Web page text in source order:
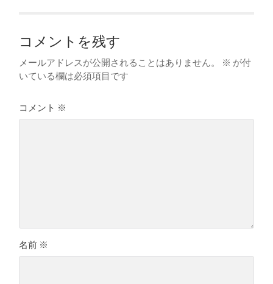
コメントを残す
メールアドレスが公開されることはありません。 ※ が付
いている欄は必須項目です
コメント ※
名前 ※